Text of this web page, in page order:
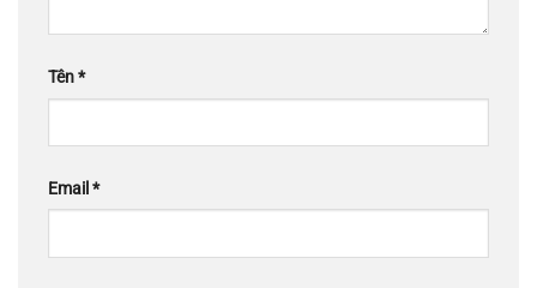
Tên*
Email *